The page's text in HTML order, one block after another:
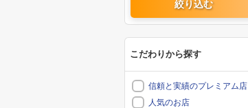
絞り込む
こだわりから探す
信頼と実績のプレミアム店
人気のお店